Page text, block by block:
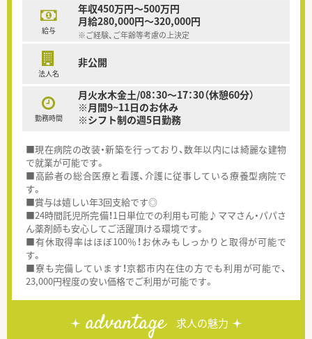
給与
年収450万円～500万円
月給280,000円～320,000円
※ご経験、ご年齢等考慮の上決定
法人名
非公開
勤務時間
月火水木金土/08：30～17：30（休憩60分）
※月間9~11日のお休み
※シフト制の週5日勤務
■現在病院の改装・新築を行っており、数年以内には綺麗な建物
で就業が可能です。
■高齢者の総合医療と看護、介護に従事している療養型病院で
す。
■賞与は嬉しい年3回支給です◎
■24時間託児所完備！1日単位での利用も可能♪ママさん・パパさ
ん薬剤師も安心してご活躍頂ける環境です。
■有休取得率はほぼ100％！お休みもしっかりと取得が可能で
す。
■寮も完備しています！京都市内在住の方でも利用が可能で、
23,000円程度の安い価格でご利用が可能です。
advantage 求人の魅力